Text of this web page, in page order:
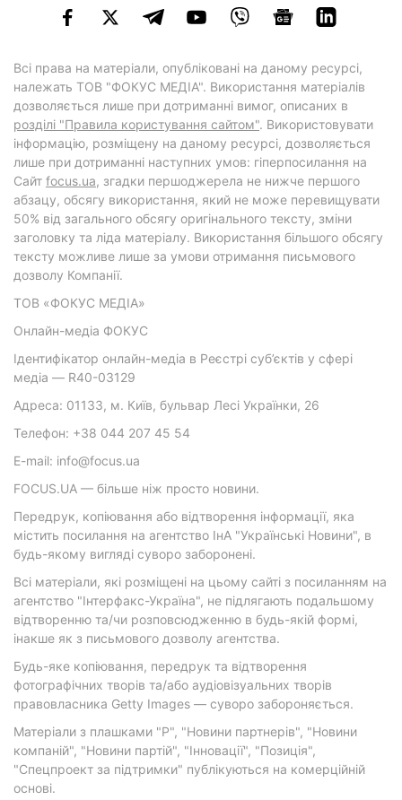
Всі права на матеріали, опубліковані на даному ресурсі,
належать ТОВ "ФОКУС МЕДІА". Використання матеріалів
дозволяється лише при дотриманні вимог, описаних в
розділі "Правила користування сайтом". Використовувати
інформацію, розміщену на даному ресурсі, дозволяється
лише при дотриманні наступних умов: гіперпосилання на
Cайт focus.ua, згадки першоджерела не нижче першого
абзацу, обсягу використання, який не може перевищувати
50% від загального обсягу оригінального тексту, зміни
заголовку та ліда матеріалу. Використання більшого обсягу
тексту можливе лише за умови отримання письмового
дозволу Компанії.
ТОВ «ФОКУС МЕДІА»
Онлайн-медіа ФОКУС
Ідентифікатор онлайн-медіа в Реєстрі суб’єктів у сфері
медіа — R40-03129
Адреса: 01133, м. Київ, бульвар Лесі Українки, 26
Телефон: +38 044 207 45 54
E-mail: info@focus.ua
FOCUS.UA — більше ніж просто новини.
Передрук, копіювання або відтворення інформації, яка
містить посилання на агентство ІнА "Українські Новини", в
будь-якому вигляді суворо заборонені.
Всі матеріали, які розміщені на цьому сайті з посиланням на
агентство "Інтерфакс-Україна", не підлягають подальшому
відтворенню та/чи розповсюдженню в будь-якій формі,
інакше як з письмового дозволу агентства.
Будь-яке копіювання, передрук та відтворення
фотографічних творів та/або аудіовізуальних творів
правовласника Getty Images — суворо забороняється.
Матеріали з плашками "Р", "Новини партнерів", "Новини
компаній", "Новини партій", "Інновації", "Позиція",
"Спецпроект за підтримки" публікуються на комерційній
основі.